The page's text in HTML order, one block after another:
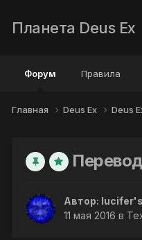
Планета Deus Ex
Форум Правила
Главная Deus Ex Deus
Автор:
11 мая 2016 в